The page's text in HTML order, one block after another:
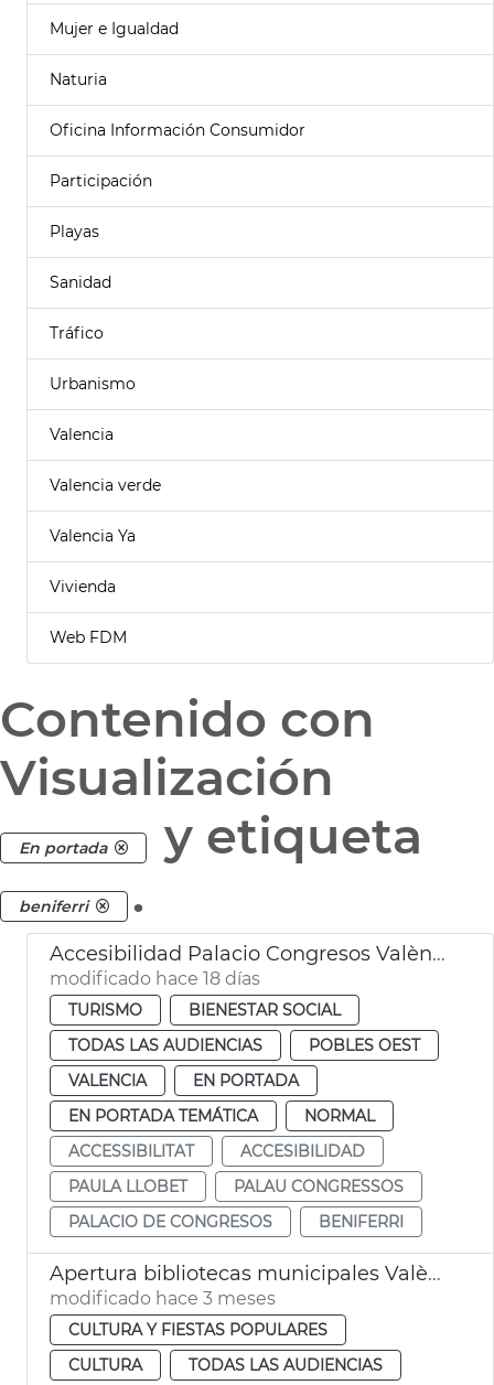
Mujer e Igualdad
Naturia
Oficina Información Consumidor
Participación
Playas
Sanidad
Tráfico
Urbanismo
Valencia
Valencia verde
Valencia Ya
Vivienda
Web FDM
Contenido con
Visualización
En portada y etiqueta
beniferri .
Accesibilidad Palacio Congresos València
modificado hace 18 días
TURISMO
BIENESTAR SOCIAL
TODAS LAS AUDIENCIAS
POBLES OEST
VALENCIA
EN PORTADA
EN PORTADA TEMÁTICA
NORMAL
ACCESSIBILITAT
ACCESIBILIDAD
PAULA LLOBET
PALAU CONGRESSOS
PALACIO DE CONGRESOS
BENIFERRI
Apertura bibliotecas municipales València 24 horas por exámenes
modificado hace 3 meses
CULTURA Y FIESTAS POPULARES
CULTURA
TODAS LAS AUDIENCIAS